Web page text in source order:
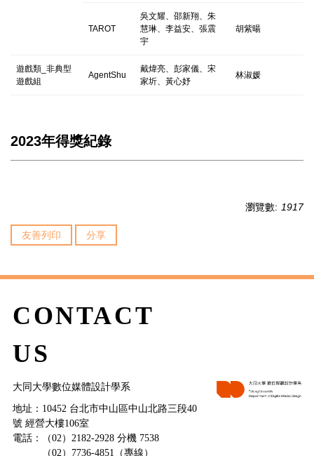
TAROT
吳文耀、邵新翔、朱
慧琳、李益安、張震
宇
胡紫暘
遊戲類_非典型
遊戲組
AgentShu
戴煒亮、彭家儀、宋
家圻、黃心妤
林淑媛
2023年得獎紀錄
瀏覽數: 1917
友善列印 分享
CONTACT
US
大同大學數位媒體設計學系
地址：10452 台北市中山區中山北路三段40
號 經營大樓106室
電話：（02）2182-2928 分機 7538
（02）7736-4851（專線）